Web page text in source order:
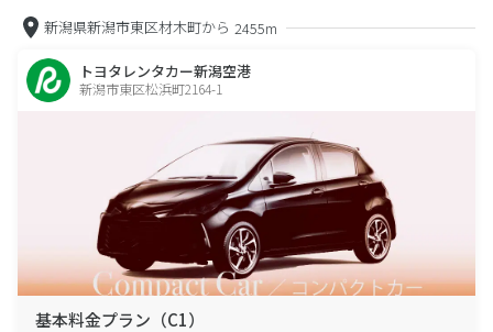
新潟県新潟市東区材木町から 2455m
トヨタレンタカー新潟空港
新潟市東区松浜町2164-1
基本料金プラン（C1）